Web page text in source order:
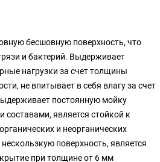
бесшовную поверхность, что
и бактерий. Выдерживает
нагрузки за счет толщины
не впитывает в себя влагу за счет
постоянную мойку
является стойкой к
и неорганических
поверхность, является
при толщине от 6 мм